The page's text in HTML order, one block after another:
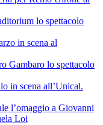
lo spettacolo
in scena al
Gambaro lo spettacolo
in scena all’Unical.
l’omaggio a Giovanni
Loi